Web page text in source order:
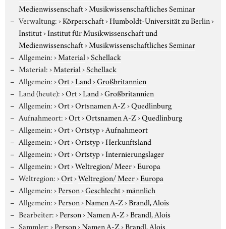
Medienwissenschaft›Musikwissenschaftliches Seminar
Verwaltung:›Körperschaft›Humboldt-Universität zu Berlin›
Institut›Institut für Musikwissenschaft und
Medienwissenschaft›Musikwissenschaftliches Seminar
Allgemein:›Material›Schellack
Material:›Material›Schellack
Allgemein:›Ort›Land›Großbritannien
Land (heute):›Ort›Land›Großbritannien
Allgemein:›Ort›Ortsnamen A-Z›Quedlinburg
Aufnahmeort:›Ort›Ortsnamen A-Z›Quedlinburg
Allgemein:›Ort›Ortstyp›Aufnahmeort
Allgemein:›Ort›Ortstyp›Herkunftsland
Allgemein:›Ort›Ortstyp›Internierungslager
Allgemein:›Ort›Weltregion/ Meer›Europa
Weltregion:›Ort›Weltregion/ Meer›Europa
Allgemein:›Person›Geschlecht›männlich
Allgemein:›Person›Namen A-Z›Brandl, Alois
Bearbeiter:›Person›Namen A-Z›Brandl, Alois
Sammler:›Person›Namen A-Z›Brandl, Alois